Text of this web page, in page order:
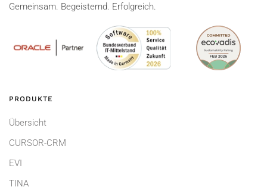
Gemeinsam. Begeisternd. Erfolgreich.
PRODUKTE
Übersicht
CURSOR-CRM
EVI
TINA